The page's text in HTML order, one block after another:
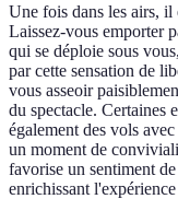
Une fois dans les airs, il
Laissez-vous emporter
qui se déploie sous
par cette sensation de
vous asseoir
du spectacle. Certaines
également des vols
un moment de
favorise un sentiment
enrichissant